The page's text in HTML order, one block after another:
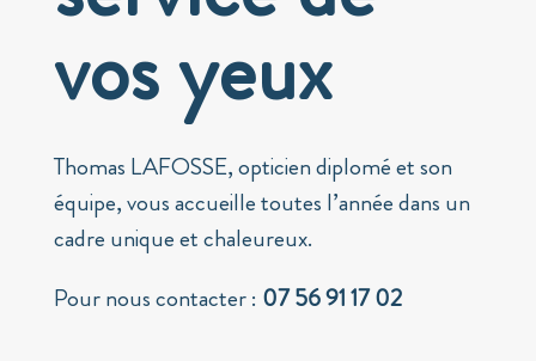
vos yeux
Thomas LAFOSSE, opticien diplomé et son
équipe, vous accueille toutes l’année dans un
cadre unique et chaleureux.
Pour nous contacter : 07 56 91 17 02